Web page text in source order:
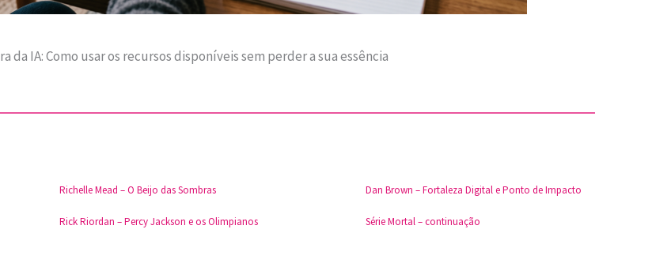
da IA: Como usar os recursos disponíveis sem perder a sua essência
Richelle Mead – O Beijo das Sombras Dan Brown – Fortaleza Digital e Ponto de Impacto
Rick Riordan – Percy Jackson e os Olimpianos Série Mortal – continuação